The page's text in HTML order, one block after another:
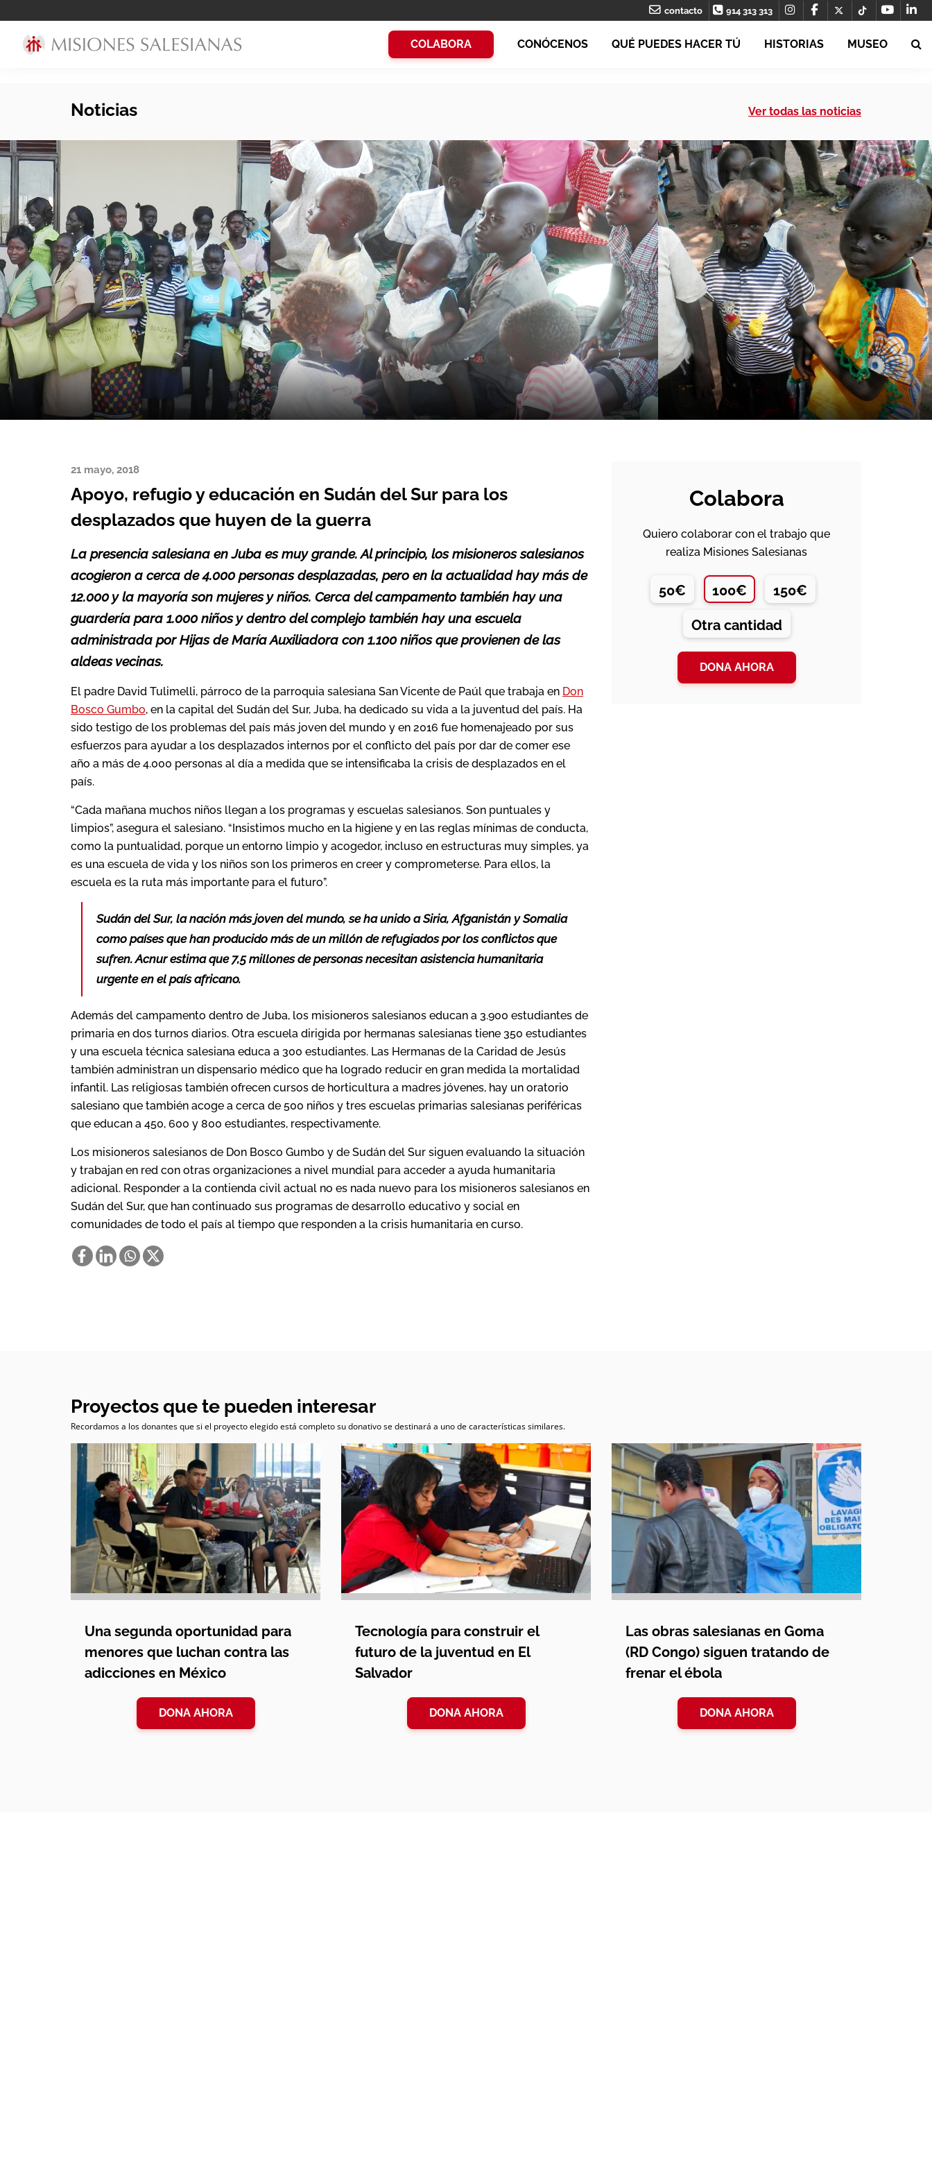
contacto 914 313 313
COLABORA CONÓCENOS QUÉ PUEDES HACER TÚ HISTORIAS MUSEO
Noticias Ver todas las noticias
21 mayo, 2018
Apoyo, refugio y educación en Sudán del Sur para los
desplazados que huyen de la guerra
La presencia salesiana en Juba es muy grande. Al principio, los misioneros salesianos
acogieron a cerca de 4.000 personas desplazadas, pero en la actualidad hay más de
12.000 y la mayoría son mujeres y niños. Cerca del campamento también hay una
guardería para 1.000 niños y dentro del complejo también hay una escuela
administrada por Hijas de María Auxiliadora con 1.100 niños que provienen de las
aldeas vecinas.
El padre David Tulimelli, párroco de la parroquia salesiana San Vicente de Paúl que trabaja en Don
Bosco Gumbo, en la capital del Sudán del Sur, Juba, ha dedicado su vida a la juventud del país. Ha
sido testigo de los problemas del país más joven del mundo y en 2016 fue homenajeado por sus
esfuerzos para ayudar a los desplazados internos por el conflicto del país por dar de comer ese
año a más de 4.000 personas al día a medida que se intensificaba la crisis de desplazados en el
país.
“Cada mañana muchos niños llegan a los programas y escuelas salesianos. Son puntuales y
limpios”, asegura el salesiano. “Insistimos mucho en la higiene y en las reglas mínimas de conducta,
como la puntualidad, porque un entorno limpio y acogedor, incluso en estructuras muy simples, ya
es una escuela de vida y los niños son los primeros en creer y comprometerse. Para ellos, la
escuela es la ruta más importante para el futuro”.
Sudán del Sur, la nación más joven del mundo, se ha unido a Siria, Afganistán y Somalia
como países que han producido más de un millón de refugiados por los conflictos que
sufren. Acnur estima que 7,5 millones de personas necesitan asistencia humanitaria
urgente en el país africano.
Además del campamento dentro de Juba, los misioneros salesianos educan a 3.900 estudiantes de
primaria en dos turnos diarios. Otra escuela dirigida por hermanas salesianas tiene 350 estudiantes
y una escuela técnica salesiana educa a 300 estudiantes. Las Hermanas de la Caridad de Jesús
también administran un dispensario médico que ha logrado reducir en gran medida la mortalidad
infantil. Las religiosas también ofrecen cursos de horticultura a madres jóvenes, hay un oratorio
salesiano que también acoge a cerca de 500 niños y tres escuelas primarias salesianas periféricas
que educan a 450, 600 y 800 estudiantes, respectivamente.
Los misioneros salesianos de Don Bosco Gumbo y de Sudán del Sur siguen evaluando la situación
y trabajan en red con otras organizaciones a nivel mundial para acceder a ayuda humanitaria
adicional. Responder a la contienda civil actual no es nada nuevo para los misioneros salesianos en
Sudán del Sur, que han continuado sus programas de desarrollo educativo y social en
comunidades de todo el país al tiempo que responden a la crisis humanitaria en curso.
Colabora
Quiero colaborar con el trabajo que
realiza Misiones Salesianas
50€ 100€ 150€
Otra cantidad
DONA AHORA
Proyectos que te pueden interesar
Recordamos a los donantes que si el proyecto elegido está completo su donativo se destinará a uno de características similares.
Una segunda oportunidad para
menores que luchan contra las
adicciones en México
DONA AHORA
Tecnología para construir el
futuro de la juventud en El
Salvador
DONA AHORA
Las obras salesianas en Goma
(RD Congo) siguen tratando de
frenar el ébola
DONA AHORA